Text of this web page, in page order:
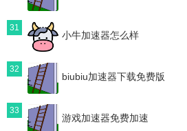
31
小牛加速器怎么样
32
biubiu加速器下载免费版
33
游戏加速器免费加速